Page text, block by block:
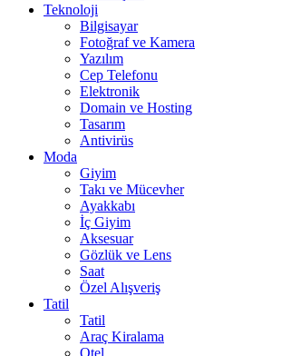
Teknoloji
Bilgisayar
Fotoğraf ve Kamera
Yazılım
Cep Telefonu
Elektronik
Domain ve Hosting
Tasarım
Antivirüs
Moda
Giyim
Takı ve Mücevher
Ayakkabı
İç Giyim
Aksesuar
Gözlük ve Lens
Saat
Özel Alışveriş
Tatil
Tatil
Araç Kiralama
Otel